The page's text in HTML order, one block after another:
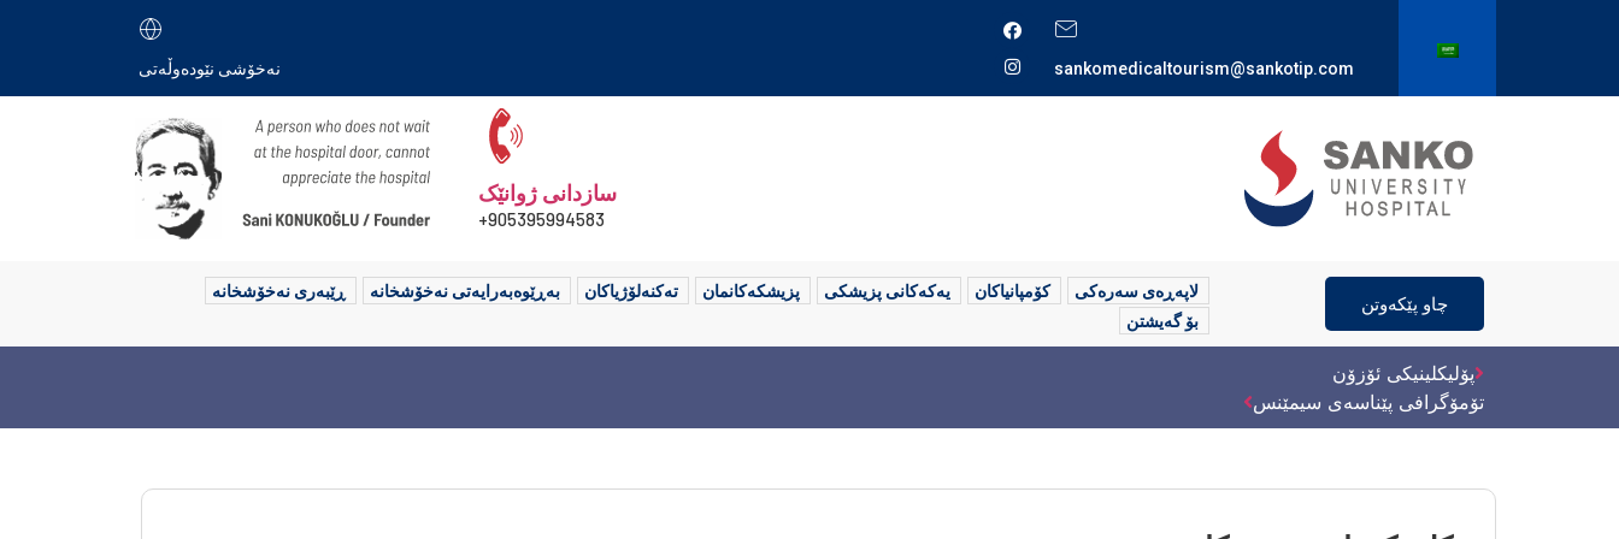
sankomedicaltourism@sankotip.com نەخۆشی نێودەوڵەتی
سازدانی ژوانێک
905395994583+
چاو پێکەوتن
لاپەڕەی سەرەکی کۆمپانیاکان یەکەکانی پزیشکی پزیشکەکانمان تەکنەلۆژیاکان بەڕێوەبەرایەتی نەخۆشخانە
ڕێبەری نەخۆشخانە
بۆ گەیشتن
پۆلیکلینیکی ئۆزۆن
تۆمۆگرافی پێناسەی سیمێنس